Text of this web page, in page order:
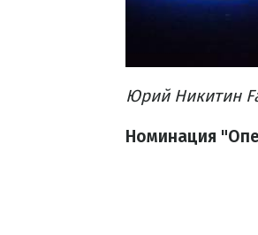
Юрий Никитин
Номинация